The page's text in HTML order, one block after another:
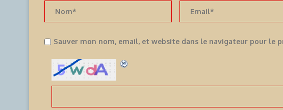
Sauver mon nom, email, et website dans le navigateur pour le